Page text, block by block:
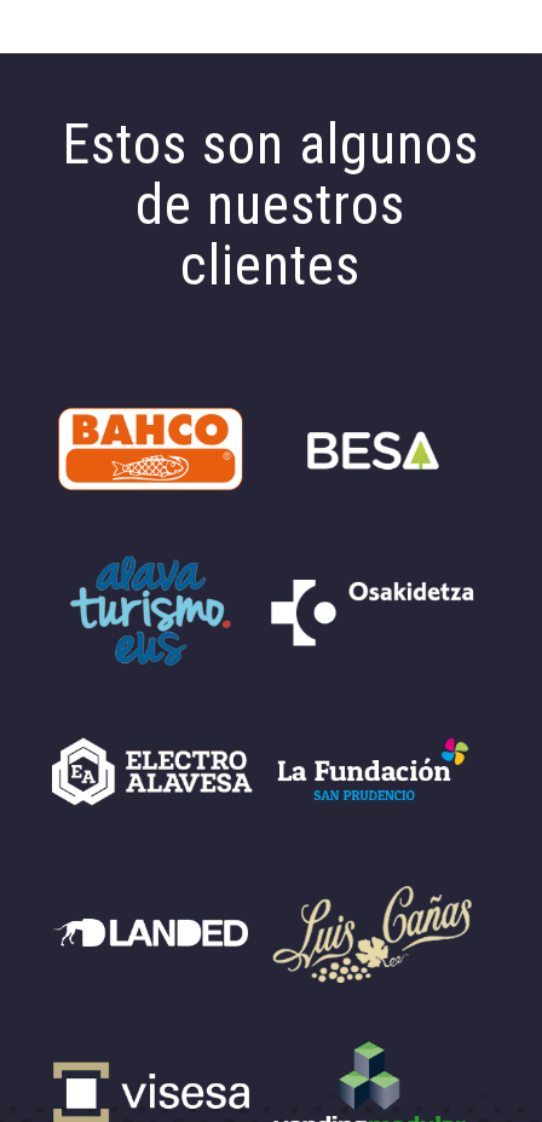
Estos son algunos
de nuestros
clientes